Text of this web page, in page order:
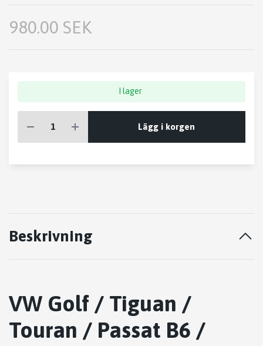
980.00 SEK
I lager
Lägg i korgen
Beskrivning
VW Golf / Tiguan /
Touran / Passat B6 /